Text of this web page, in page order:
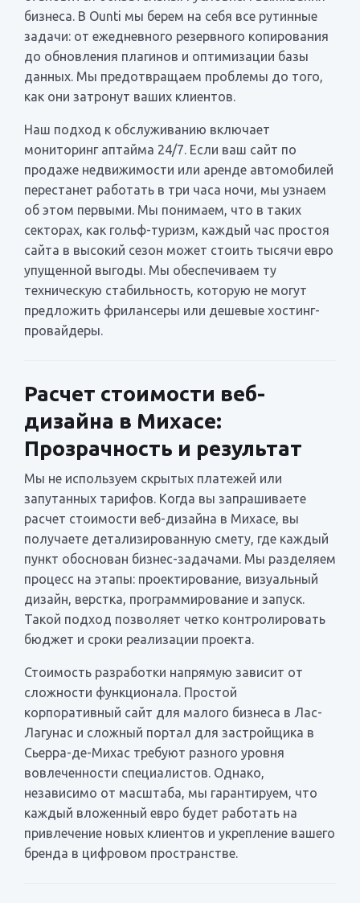
бизнеса. В Ounti мы берем на себя все рутинные
задачи: от ежедневного резервного копирования
до обновления плагинов и оптимизации базы
данных. Мы предотвращаем проблемы до того,
как они затронут ваших клиентов.
Наш подход к обслуживанию включает
мониторинг аптайма 24/7. Если ваш сайт по
продаже недвижимости или аренде автомобилей
перестанет работать в три часа ночи, мы узнаем
об этом первыми. Мы понимаем, что в таких
секторах, как гольф-туризм, каждый час простоя
сайта в высокий сезон может стоить тысячи евро
упущенной выгоды. Мы обеспечиваем ту
техническую стабильность, которую не могут
предложить фрилансеры или дешевые хостинг-
провайдеры.
Расчет стоимости веб-
дизайна в Михасе:
Прозрачность и результат
Мы не используем скрытых платежей или
запутанных тарифов. Когда вы запрашиваете
расчет стоимости веб-дизайна в Михасе, вы
получаете детализированную смету, где каждый
пункт обоснован бизнес-задачами. Мы разделяем
процесс на этапы: проектирование, визуальный
дизайн, верстка, программирование и запуск.
Такой подход позволяет четко контролировать
бюджет и сроки реализации проекта.
Стоимость разработки напрямую зависит от
сложности функционала. Простой
корпоративный сайт для малого бизнеса в Лас-
Лагунас и сложный портал для застройщика в
Сьерра-де-Михас требуют разного уровня
вовлеченности специалистов. Однако,
независимо от масштаба, мы гарантируем, что
каждый вложенный евро будет работать на
привлечение новых клиентов и укрепление вашего
бренда в цифровом пространстве.